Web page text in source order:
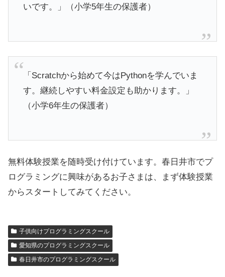
いです。」（小学5年生の保護者）
「Scratchから始めて今はPythonを学んでいま
す。継続しやすい料金設定も助かります。」
（小学6年生の保護者）
無料体験授業を随時受け付けています。春日井市でプ
ログラミングに興味があるお子さまは、まず体験授業
からスタートしてみてください。
子供向けプログラミングスクール
愛知県のプログラミングスクール
春日井市のプログラミングスクール